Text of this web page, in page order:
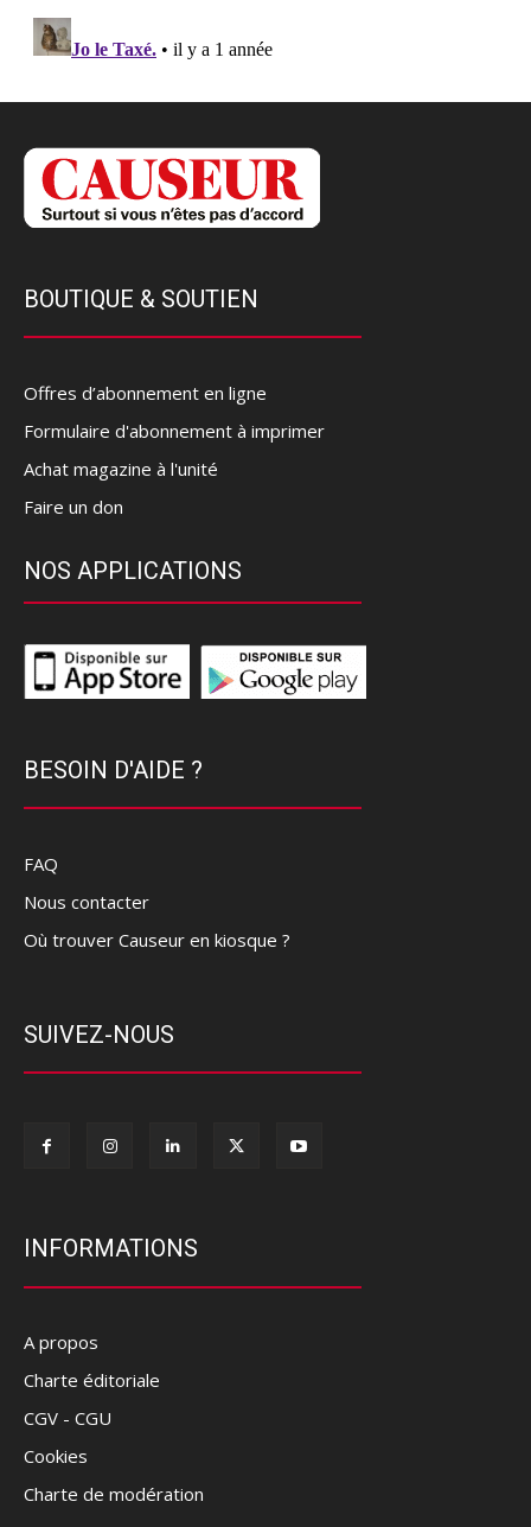
BOUTIQUE & SOUTIEN
Offres d’abonnement en ligne
Formulaire d'abonnement à imprimer
Achat magazine à l'unité
Faire un don
NOS APPLICATIONS
BESOIN D'AIDE ?
FAQ
Nous contacter
Où trouver Causeur en kiosque ?
SUIVEZ-NOUS
INFORMATIONS
A propos
Charte éditoriale
CGV - CGU
Cookies
Charte de modération